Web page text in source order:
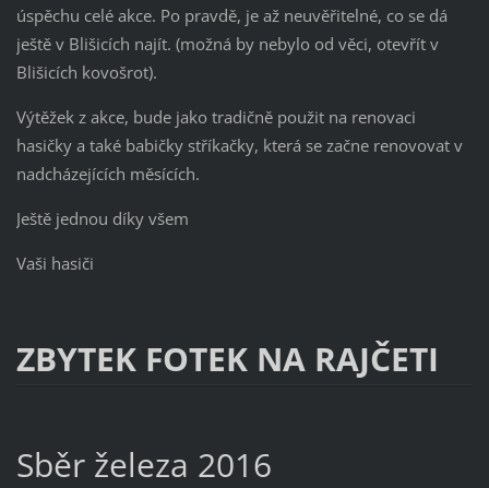
úspěchu celé akce. Po pravdě, je až neuvěřitelné, co se dá
ještě v Blišicích najít. (možná by nebylo od věci, otevřít v
Blišicích kovošrot).
Výtěžek z akce, bude jako tradičně použit na renovaci
hasičky a také babičky stříkačky, která se začne renovovat v
nadcházejících měsících.
Ještě jednou díky všem
Vaši hasiči
ZBYTEK FOTEK NA RAJČETI
Sběr železa 2016